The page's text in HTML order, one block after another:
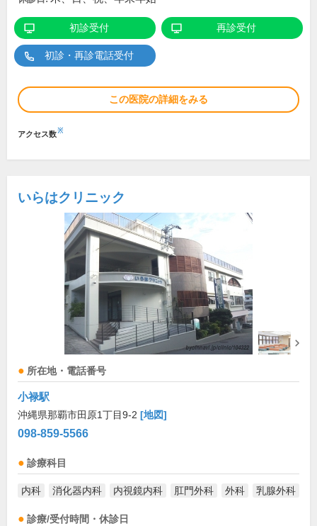
初診受付 再診受付
初診・再診電話受付
この医院の詳細をみる
アクセス数※
いらはクリニック
所在地・電話番号
小禄駅
沖縄県那覇市田原1丁目9-2 [地図]
098-859-5566
診療科目
内科 消化器内科 内視鏡内科 肛門外科 外科 乳腺外科
診療/受付時間・休診日